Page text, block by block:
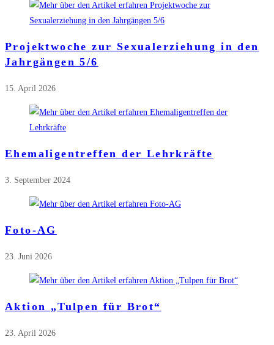
Projektwoche zur Sexualerziehung in den
Jahrgängen 5/6
15. April 2026
Ehemaligentreffen der Lehrkräfte
3. September 2024
Foto-AG
23. Juni 2026
Aktion „Tulpen für Brot“
23. April 2026